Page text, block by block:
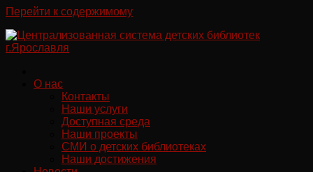
Перейти к содержимому
О нас
Контакты
Наши услуги
Доступная среда
Наши проекты
СМИ о детских библиотеках
Наши достижения